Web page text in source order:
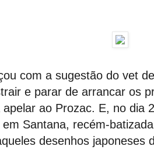
com a sugestão do vet
e parar de arrancar os
apelar ao Prozac. E, no dia
Santana, recém-
desenhos japoneses